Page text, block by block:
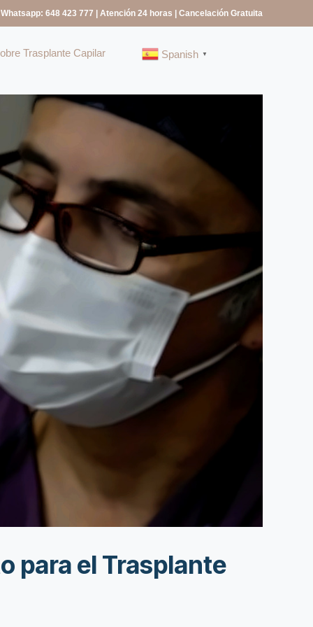
648 423 777 | Atención 24 horas | Cancelación Gratuita
Trasplante Capilar Spanish ▼
para el Trasplante